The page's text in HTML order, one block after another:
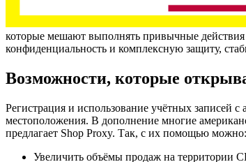
которые мешают выполнять привычные
конфиденциальность и комплексную защиту,
Возможности, которые
Регистрация и использование учётных записей
местоположения. В дополнение многие
предлагает Shop Proxy. Так, с их помощью можно:
Увеличить объёмы продаж на территории